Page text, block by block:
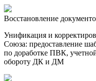
Восстановление
Унификация и
Союза: предоставление
по доработке ПВК,
обороту ДК и ДМ